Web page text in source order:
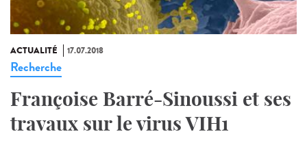
ACTUALITÉ 17.07.2018
Recherche
Françoise Barré-Sinoussi et ses
travaux sur le virus VIH1